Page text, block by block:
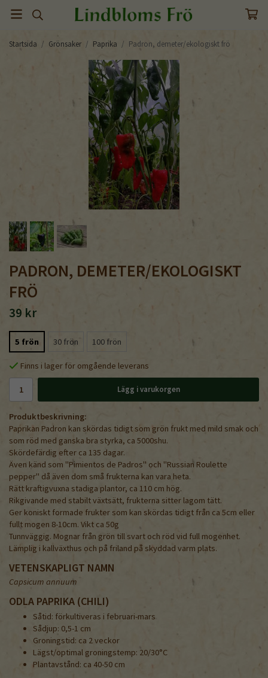
Startsida / Grönsaker / Paprika / Padron, demeter/ekologiskt frö
PADRON, DEMETER/EKOLOGISKT
FRÖ
39 kr
5 frön 30 frön 100 frön
Finns i lager för omgående leverans
Lägg i varukorgen
Produktbeskrivning:
Paprikan Padron kan skördas tidigt som grön frukt med mild smak och
som röd med ganska bra styrka, ca 5000shu.
Skördefärdig efter ca 135 dagar.
Även känd som "Pimientos de Padros" och "Russian Roulette
pepper" då även dom små frukterna kan vara heta.
Rätt kraftigvuxna stadiga plantor, ca 110 cm hög.
Rikgivande med stabilt växtsätt, frukterna sitter lagom tätt.
Ger koniskt formade frukter som kan skördas tidigt från ca 5cm eller
fullt mogen 8-10cm. Vikt ca 50g
Tunnväggig. Mognar från grön till svart och röd vid full mogenhet.
Lämplig i kallväxthus och på friland på skyddad varm plats.
VETENSKAPLIGT NAMN
Capsicum annuum
ODLA PAPRIKA (CHILI)
Såtid: förkultiveras i februari-mars
Sådjup: 0,5-1 cm
Groningstid: ca 2 veckor
Lägst/optimal groningstemp: 20/30°C
Plantavstånd: ca 40-50 cm